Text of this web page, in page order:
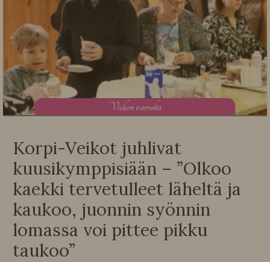
Viikon varrelta
Korpi-Veikot juhlivat
kuusikymppisiään – ”Olkoo
kaekki tervetulleet läheltä ja
kaukoo, juonnin syönnin
lomassa voi pittee pikku
taukoo”